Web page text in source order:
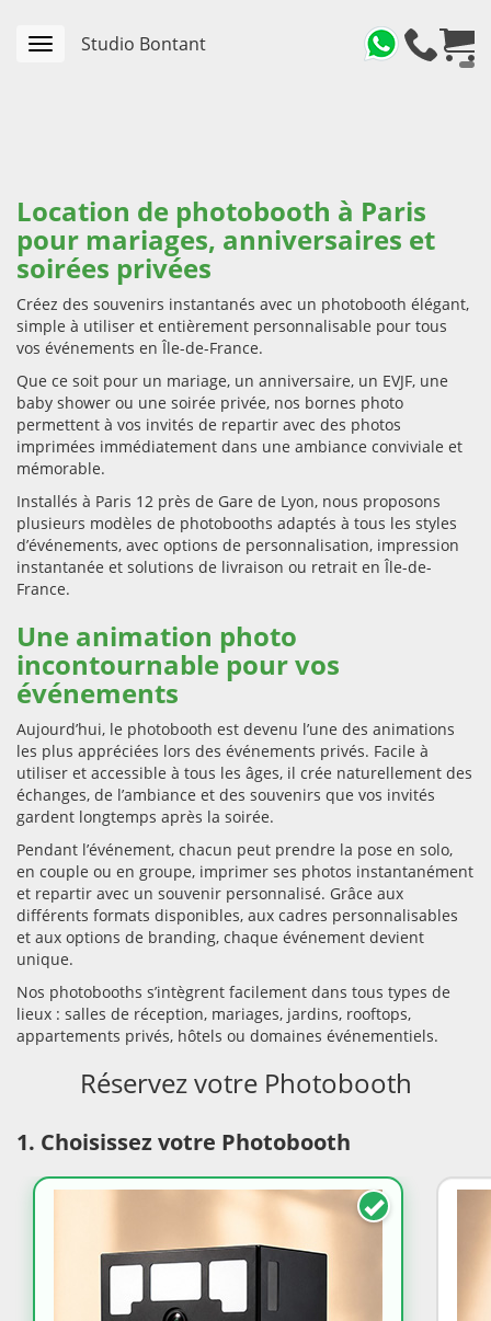
ToggleStudio Bontant
Location de photobooth à Paris
pour mariages, anniversaires et
soirées privées
Créez des souvenirs instantanés avec un photobooth élégant,
simple à utiliser et entièrement personnalisable pour tous
vos événements en Île-de-France.
Que ce soit pour un mariage, un anniversaire, un EVJF, une
baby shower ou une soirée privée, nos bornes photo
permettent à vos invités de repartir avec des photos
imprimées immédiatement dans une ambiance conviviale et
mémorable.
Installés à Paris 12 près de Gare de Lyon, nous proposons
plusieurs modèles de photobooths adaptés à tous les styles
d’événements, avec options de personnalisation, impression
instantanée et solutions de livraison ou retrait en Île-de-
France.
Une animation photo
incontournable pour vos
événements
Aujourd’hui, le photobooth est devenu l’une des animations
les plus appréciées lors des événements privés. Facile à
utiliser et accessible à tous les âges, il crée naturellement des
échanges, de l’ambiance et des souvenirs que vos invités
gardent longtemps après la soirée.
Pendant l’événement, chacun peut prendre la pose en solo,
en couple ou en groupe, imprimer ses photos instantanément
et repartir avec un souvenir personnalisé. Grâce aux
différents formats disponibles, aux cadres personnalisables
et aux options de branding, chaque événement devient
unique.
Nos photobooths s’intègrent facilement dans tous types de
lieux : salles de réception, mariages, jardins, rooftops,
appartements privés, hôtels ou domaines événementiels.
Réservez votre Photobooth
1. Choisissez votre Photobooth